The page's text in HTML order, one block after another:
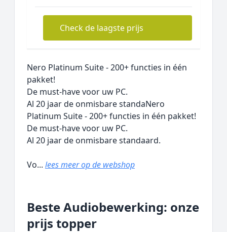
Check de laagste prijs
Nero Platinum Suite - 200+ functies in één
pakket!
De must-have voor uw PC.
Al 20 jaar de onmisbare standaNero
Platinum Suite - 200+ functies in één pakket!
De must-have voor uw PC.
Al 20 jaar de onmisbare standaard.
Vo... lees meer op de webshop
Beste Audiobewerking: onze
prijs topper